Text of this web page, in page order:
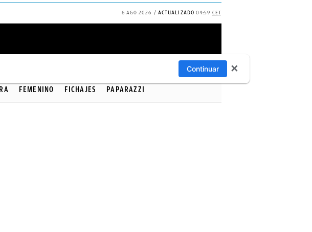
6 AGO 2026 ACTUALIZADO 04:59 CET
FEMENINO FICHAJES PAPARAZZI
Continuar ✕